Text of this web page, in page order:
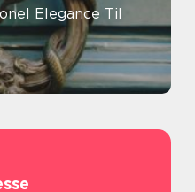
Elegance Til